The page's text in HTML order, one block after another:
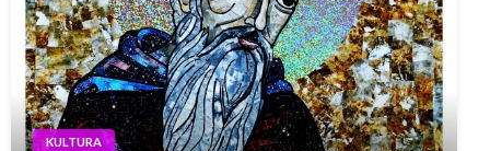
KULTURA